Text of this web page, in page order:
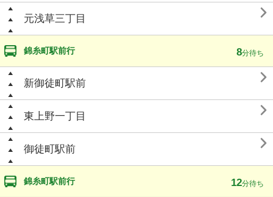
元浅草三丁目 
錦糸町駅前行 8分待ち
新御徒町駅前 
東上野一丁目 
御徒町駅前 
錦糸町駅前行 12分待ち